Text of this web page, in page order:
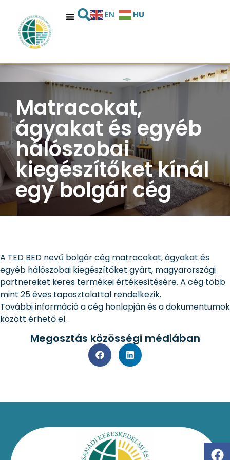
EN HU
Matracokat,
ágyakat és egyéb
hálószobai
kiegészítőket kínál
egy bolgár cég
A TED BED nevű bolgár cég matracokat, ágyakat és
egyéb hálószobai kiegészítőket gyárt, magyarországi
partnereket keres termékei értékesítésére. A cég több
mint 25 éves tapasztalattal rendelkezik.
További információ a cég honlapján és a dokumentumok
között érhető el.
Megosztás közösségi médiában